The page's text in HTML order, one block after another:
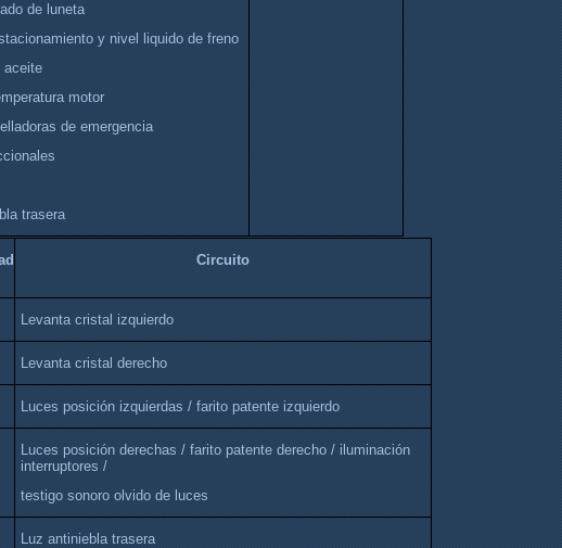
de luneta
y nivel liquido de freno
aceite
motor
de emergencia
trasera
Circuito
Levanta cristal izquierdo
Levanta cristal derecho
Luces posición izquierdas / farito patente izquierdo
Luces posición derechas / farito patente derecho / iluminación
interruptores /
testigo sonoro olvido de luces
Luz antiniebla trasera